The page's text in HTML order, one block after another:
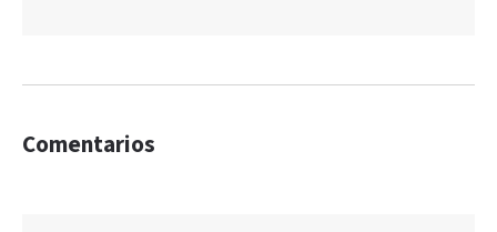
Comentarios